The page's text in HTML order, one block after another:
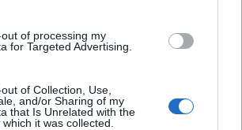
of processing my
for Targeted Advertising.
of Collection, Use,
and/or Sharing of my
that Is Unrelated with the
it was collected.